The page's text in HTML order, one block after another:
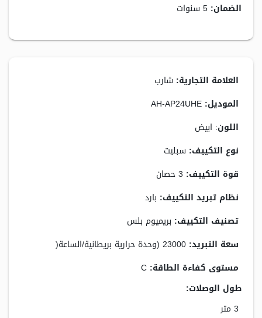
الضمان: 5 سنوات
العلامة التجارية: شارب
الموديل: AH-AP24UHE
اللون: ابيض
نوع التكييف: سبليت
قوة التكييف: 3 حصان
نظام تبريد التكييف: بارد
تصنيف التكييف: بريميوم بلس
سعة التبريد:
مستوى كفاءة الطاقة: C
طول الوصلات:
3 متر